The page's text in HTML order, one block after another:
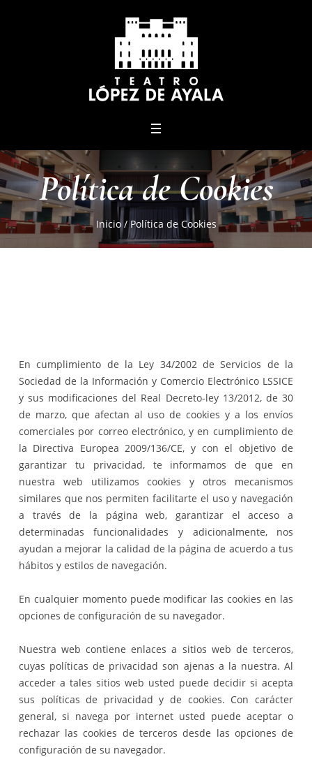
Política de Cookies
Inicio /Política de Cookies
En cumplimiento de la Ley 34/2002 de Servicios de la
Sociedad de la Información y Comercio Electrónico LSSICE
y sus modificaciones del Real Decreto-ley 13/2012, de 30
de marzo, que afectan al uso de cookies y a los envíos
comerciales por correo electrónico, y en cumplimiento de
la Directiva Europea 2009/136/CE, y con el objetivo de
garantizar tu privacidad, te informamos de que en
nuestra web utilizamos cookies y otros mecanismos
similares que nos permiten facilitarte el uso y navegación
a través de la página web, garantizar el acceso a
determinadas funcionalidades y adicionalmente, nos
ayudan a mejorar la calidad de la página de acuerdo a tus
hábitos y estilos de navegación.
En cualquier momento puede modificar las cookies en las
opciones de configuración de su navegador.
Nuestra web contiene enlaces a sitios web de terceros,
cuyas políticas de privacidad son ajenas a la nuestra. Al
acceder a tales sitios web usted puede decidir si acepta
sus políticas de privacidad y de cookies. Con carácter
general, si navega por internet usted puede aceptar o
rechazar las cookies de terceros desde las opciones de
configuración de su navegador.